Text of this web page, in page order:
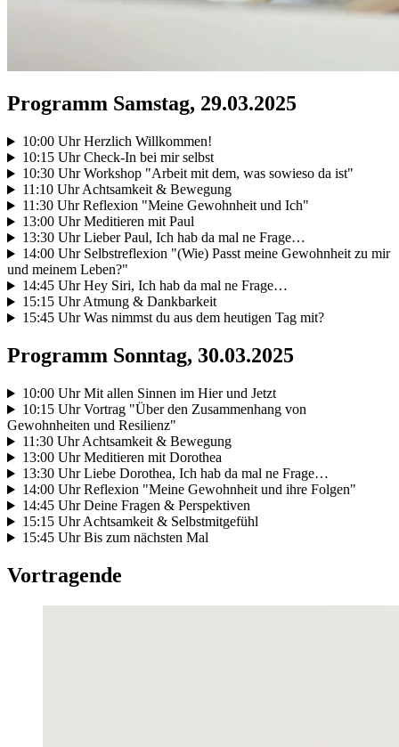
Programm Samstag, 29.03.2025
10:00 Uhr Herzlich Willkommen!
10:15 Uhr Check-In bei mir selbst
10:30 Uhr Workshop "Arbeit mit dem, was sowieso da ist"
11:10 Uhr Achtsamkeit & Bewegung
11:30 Uhr Reflexion "Meine Gewohnheit und Ich"
13:00 Uhr Meditieren mit Paul
13:30 Uhr Lieber Paul, Ich hab da mal ne Frage…
14:00 Uhr Selbstreflexion "(Wie) Passt meine Gewohnheit zu mir
und meinem Leben?"
14:45 Uhr Hey Siri, Ich hab da mal ne Frage…
15:15 Uhr Atmung & Dankbarkeit
15:45 Uhr Was nimmst du aus dem heutigen Tag mit?
Programm Sonntag, 30.03.2025
10:00 Uhr Mit allen Sinnen im Hier und Jetzt
10:15 Uhr Vortrag "Über den Zusammenhang von
Gewohnheiten und Resilienz"
11:30 Uhr Achtsamkeit & Bewegung
13:00 Uhr Meditieren mit Dorothea
13:30 Uhr Liebe Dorothea, Ich hab da mal ne Frage…
14:00 Uhr Reflexion "Meine Gewohnheit und ihre Folgen"
14:45 Uhr Deine Fragen & Perspektiven
15:15 Uhr Achtsamkeit & Selbstmitgefühl
15:45 Uhr Bis zum nächsten Mal
Vortragende